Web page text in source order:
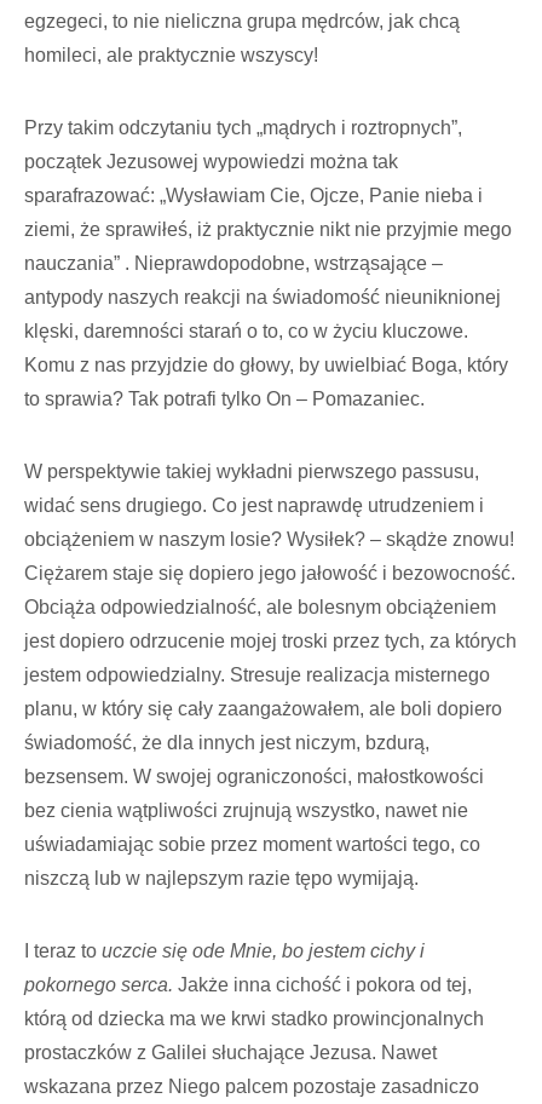
egzegeci, to nie nieliczna grupa mędrców, jak chcą
homileci, ale praktycznie wszyscy!
Przy takim odczytaniu tych „mądrych i roztropnych”,
początek Jezusowej wypowiedzi można tak
sparafrazować: „Wysławiam Cie, Ojcze, Panie nieba i
ziemi, że sprawiłeś, iż praktycznie nikt nie przyjmie mego
nauczania” . Nieprawdopodobne, wstrząsające –
antypody naszych reakcji na świadomość nieuniknionej
klęski, daremności starań o to, co w życiu kluczowe.
Komu z nas przyjdzie do głowy, by uwielbiać Boga, który
to sprawia? Tak potrafi tylko On – Pomazaniec.
W perspektywie takiej wykładni pierwszego passusu,
widać sens drugiego. Co jest naprawdę utrudzeniem i
obciążeniem w naszym losie? Wysiłek? – skądże znowu!
Ciężarem staje się dopiero jego jałowość i bezowocność.
Obciąża odpowiedzialność, ale bolesnym obciążeniem
jest dopiero odrzucenie mojej troski przez tych, za których
jestem odpowiedzialny. Stresuje realizacja misternego
planu, w który się cały zaangażowałem, ale boli dopiero
świadomość, że dla innych jest niczym, bzdurą,
bezsensem. W swojej ograniczoności, małostkowości
bez cienia wątpliwości zrujnują wszystko, nawet nie
uświadamiając sobie przez moment wartości tego, co
niszczą lub w najlepszym razie tępo wymijają.
I teraz to uczcie się ode Mnie, bo jestem cichy i
pokornego serca. Jakże inna cichość i pokora od tej,
którą od dziecka ma we krwi stadko prowincjonalnych
prostaczków z Galilei słuchające Jezusa. Nawet
wskazana przez Niego palcem pozostaje zasadniczo